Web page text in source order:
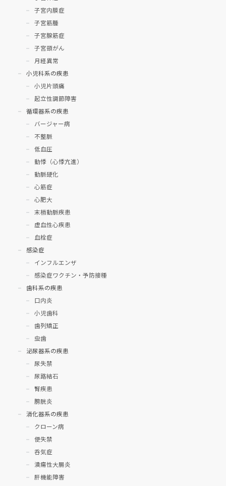
子宮内膜症
子宮筋腫
子宮腺筋症
子宮頸がん
月経異常
小児科系の疾患
小児片頭痛
起立性調節障害
循環器系の疾患
バージャー病
不整脈
低血圧
動悸（心悸亢進）
動脈硬化
心筋症
心肥大
末梢動脈疾患
虚血性心疾患
血栓症
感染症
インフルエンザ
感染症ワクチン・予防接種
歯科系の疾患
口内炎
小児歯科
歯列矯正
虫歯
泌尿器系の疾患
尿失禁
尿路結石
腎疾患
膀胱炎
消化器系の疾患
クローン病
便失禁
呑気症
潰瘍性大腸炎
肝機能障害